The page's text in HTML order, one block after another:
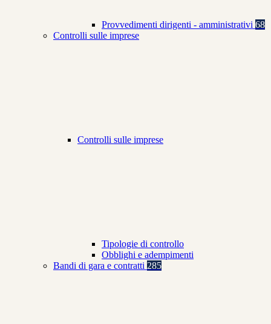
Provvedimenti dirigenti - amministrativi 68
Controlli sulle imprese
Controlli sulle imprese
Tipologie di controllo
Obblighi e adempimenti
Bandi di gara e contratti 285